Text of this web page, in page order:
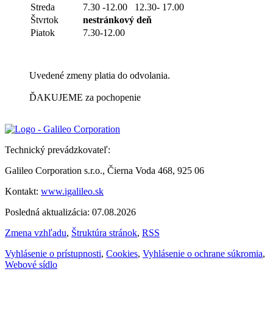
Streda
7.30 -12.00 12.30- 17.00
Štvrtok
nestránkový deň
Piatok
7.30-12.00
Uvedené zmeny platia do odvolania.
ĎAKUJEME za pochopenie
Technický prevádzkovateľ:
Galileo Corporation s.r.o., Čierna Voda 468, 925 06
Kontakt: www.igalileo.sk
Posledná aktualizácia: 07.08.2026
Zmena vzhľadu, Štruktúra stránok, RSS
Vyhlásenie o prístupnosti, Cookies, Vyhlásenie o ochrane súkromia,
Webové sídlo